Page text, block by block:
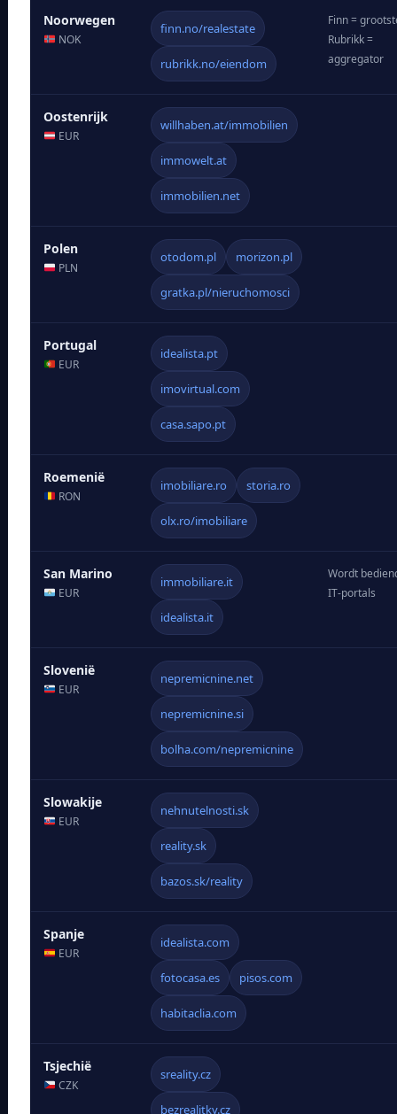
Noorwegen
NOK
finn.no/realestate
rubrikk.no/eiendom
Finn =
Rubrikk =
aggregator
Oostenrijk
EUR
willhaben.at/immobilien
immowelt.at
immobilien.net
Polen
PLN
otodom.pl morizon.pl
gratka.pl/nieruchomosci
Portugal
EUR
idealista.pt
imovirtual.com
casa.sapo.pt
Roemenië
RON
imobiliare.ro storia.ro
olx.ro/imobiliare
San Marino
EUR
immobiliare.it
idealista.it
Wordt
IT-portals
Slovenië
EUR
nepremicnine.net
nepremicnine.si
bolha.com/nepremicnine
Slowakije
EUR
nehnutelnosti.sk
reality.sk
bazos.sk/reality
Spanje
EUR
idealista.com
fotocasa.es pisos.com
habitaclia.com
Tsjechië
CZK
sreality.cz
bezrealitky.cz